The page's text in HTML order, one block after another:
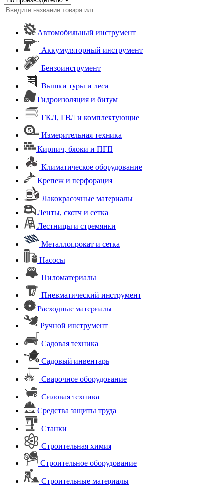
Автомобильный инструмент
Аккумуляторный инструмент
Бензоинструмент
Вышки туры и леса
Гидроизоляция и битум
ГКЛ, ГВЛ и комплектующие
Измерительная техника
Кирпич, блоки и ПГП
Климатическое оборудование
Крепеж и перфорация
Лакокрасочные материалы
Ленты, скотч и сетка
Лестницы и стремянки
Металлопрокат и сетка
Насосы
Пиломатериалы
Пневматический инструмент
Расходные материалы
Ручной инструмент
Садовая техника
Садовый инвентарь
Сварочное оборудование
Силовая техника
Средства защиты труда
Станки
Строительная химия
Строительное оборудование
Строительные материалы